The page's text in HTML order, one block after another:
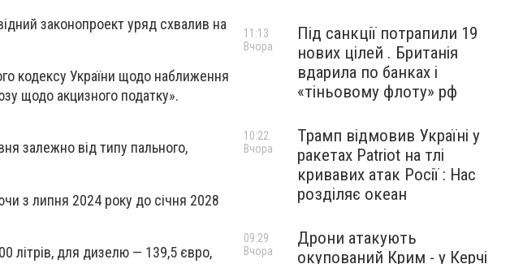
законопроект уряд схвалив на
кодексу України щодо наближення
щодо акцизного податку».
залежно від типу пального,
з липня 2024 року до січня 2028
літрів, для дизелю — 139,5 євро,
Під санкції потрапили 19
нових цілей . Британія
вдарила по банках і
«тіньовому флоту» рф
11:13
Вчора
Трамп відмовив Україні у
ракетах Patriot на тлі
кривавих атак Росії : Нас
розділяє океан
10:22
Вчора
Дрони атакують
окупований Крим - у Керчі
09:29
Вчора